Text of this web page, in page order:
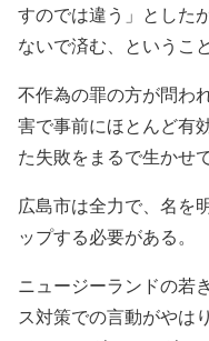
すのでは違う」とした
ないで済む、というこ
不作為の罪の方が問わ
害で事前にほとんど有
た失敗をまるで生かせ
広島市は全力で、名を
ップする必要がある。
ニュージーランドの若
ス対策での言動がやは